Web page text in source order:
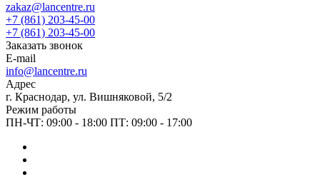
zakaz@lancentre.ru
+7 (861) 203-45-00
+7 (861) 203-45-00
Заказать звонок
E-mail
info@lancentre.ru
Адрес
г. Краснодар, ул. Вишняковой, 5/2
Режим работы
ПН-ЧТ: 09:00 - 18:00 ПТ: 09:00 - 17:00